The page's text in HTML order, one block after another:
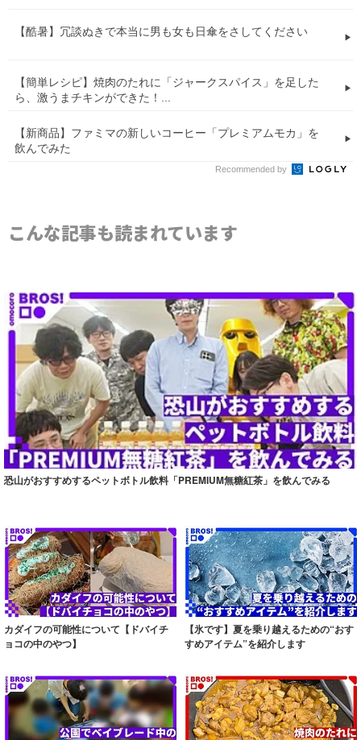
【酷暑】冗談ぬきで本当に男も女も日傘をさしてください
【簡単レシピ】焼肉のたれに「ジャークスパイス」を足した
ら、激うまチキンができた！...
【新商品】ファミマの新しいコーヒー「プレミアムモカ」を
飲んでみた
Recommended by
こんな記事も読まれています
恐山がおすすめするペットボトル飲料「PREMIUM無糖紅茶」を飲んでみる
カダイフの可能性について【ドバイチ
ョコの中のやつ】
【氷です】夏を乗り越えるための“おす
すめアイテム”を紹介します